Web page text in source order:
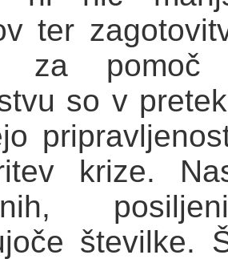
ter
za pomoč
so v
krize.
številke.